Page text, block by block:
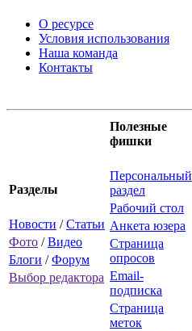
О ресурсе
Условия использования
Наша команда
Контакты
Разделы
Новости /Статьи
Фото /Видео
Блоги /Форум
Выбор редактора
Полезные
фишки
Персональный
раздел
Рабочий стол
Анкета юзера
Страница
опросов
Email-
подписка
Страница
меток